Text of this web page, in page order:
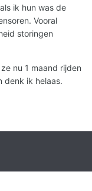
ik hun was de
Vooral
storingen
nu 1 maand rijden
denk ik helaas.